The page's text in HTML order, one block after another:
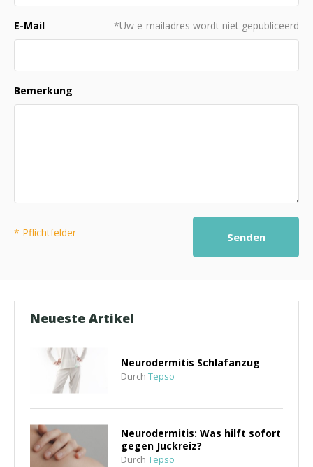
E-Mail *Uw e-mailadres wordt niet gepubliceerd
Bemerkung
* Pflichtfelder Senden
Neueste Artikel
Neurodermitis Schlafanzug
Durch Tepso
Neurodermitis: Was hilft sofort
gegen Juckreiz?
Durch Tepso